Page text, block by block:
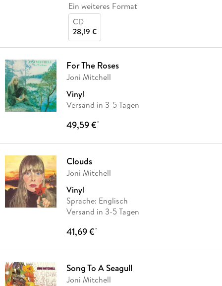
Ein weiteres Format
CD
28,19 €
For The Roses
Joni Mitchell
Vinyl
Versand in 3-5 Tagen
49,59 €*
Clouds
Joni Mitchell
Vinyl
Sprache: Englisch
Versand in 3-5 Tagen
41,69 €*
Song To A Seagull
Joni Mitchell